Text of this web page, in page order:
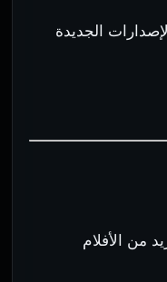
الجديدة
من الأفلام